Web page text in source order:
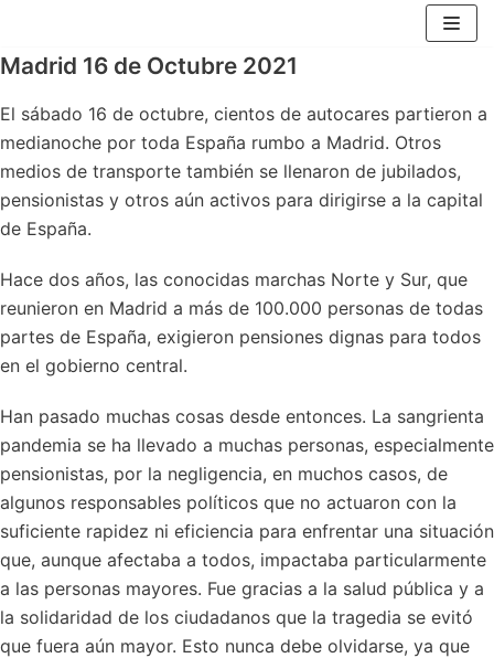
Madrid 16 de Octubre 2021
El sábado 16 de octubre, cientos de autocares partieron a
medianoche por toda España rumbo a Madrid. Otros
medios de transporte también se llenaron de jubilados,
pensionistas y otros aún activos para dirigirse a la capital
de España.
Hace dos años, las conocidas marchas Norte y Sur, que
reunieron en Madrid a más de 100.000 personas de todas
partes de España, exigieron pensiones dignas para todos
en el gobierno central.
Han pasado muchas cosas desde entonces. La sangrienta
pandemia se ha llevado a muchas personas, especialmente
pensionistas, por la negligencia, en muchos casos, de
algunos responsables políticos que no actuaron con la
suficiente rapidez ni eficiencia para enfrentar una situación
que, aunque afectaba a todos, impactaba particularmente
a las personas mayores. Fue gracias a la salud pública y a
la solidaridad de los ciudadanos que la tragedia se evitó
que fuera aún mayor. Esto nunca debe olvidarse, ya que